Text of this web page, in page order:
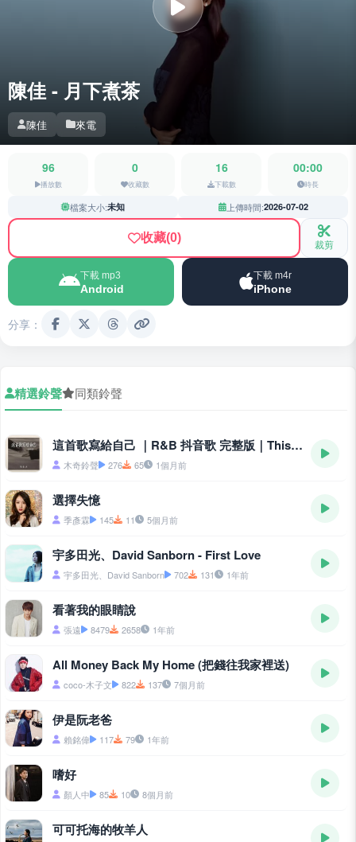
陳佳 - 月下煮茶
陳佳 來電
96
播放數
0
收藏數
16
下載數
00:00
時長
檔案大小:未知 上傳時間:2026-07-02
收藏(0) 裁剪
下載 mp3
Android
下載 m4r
iPhone
分享：
精選鈴聲 同類鈴聲
這首歌寫給自己 ｜R&B 抖音歌 完整版｜This Song Is Written for Myself
木奇鈴聲 276 65 1個月前
選擇失憶
季彥霖 145 11 5個月前
宇多田光、David Sanborn - First Love
宇多田光、David Sanborn 702 131 1年前
看著我的眼睛說
張遠 8479 2658 1年前
All Money Back My Home (把錢往我家裡送)
coco-木子文 822 137 7個月前
伊是阮老爸
賴銘偉 117 79 1年前
嗜好
顏人中 85 10 8個月前
可可托海的牧羊人